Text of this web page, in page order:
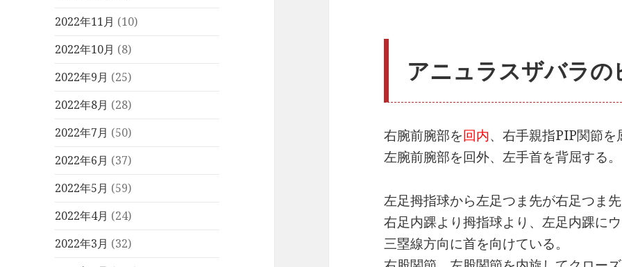
2022年11月 (10)
2022年10月 (8)
2022年9月 (25)
2022年8月 (28)
2022年7月 (50)
2022年6月 (37)
2022年5月 (59)
2022年4月 (24)
2022年3月 (32)
アニュラスザバラの
右腕前腕部を回内、右手親指PIP関節
左腕前腕部を回外、左手首を背屈する。
左足拇指球から左足つま先が右足つま
右足内踝より拇指球より、左足内踝に
三塁線方向に首を向けている。